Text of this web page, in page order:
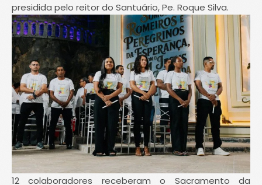
presidida pelo reitor do Santuário, Pe. Roque Silva.
12 colaboradores receberam o Sacramento da